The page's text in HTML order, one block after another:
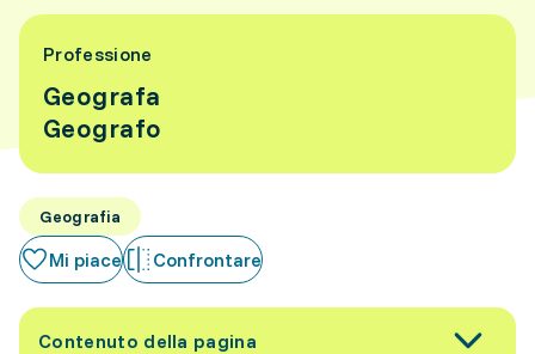
Professione
Geografa
Geografo
Geografia
Mi piace Confrontare
Contenuto della pagina